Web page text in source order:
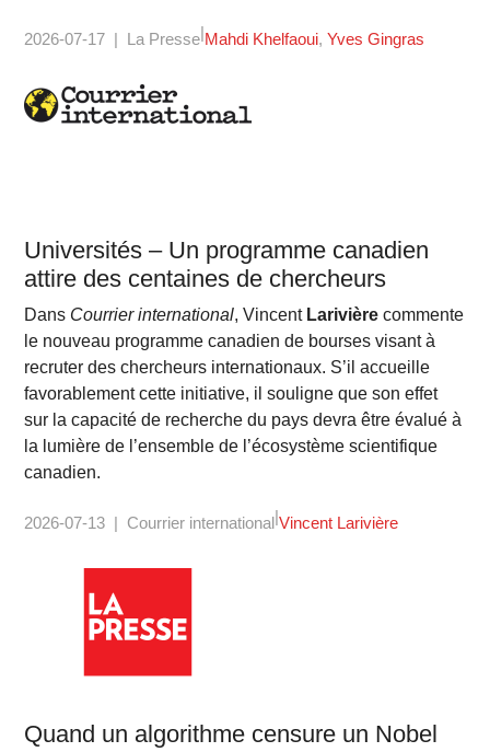
2026-07-17 La Presse Mahdi Khelfaoui Yves Gingras
Universités – Un programme canadien
attire des centaines de chercheurs
Dans Courrier international, Vincent Larivière commente
le nouveau programme canadien de bourses visant à
recruter des chercheurs internationaux. S’il accueille
favorablement cette initiative, il souligne que son effet
sur la capacité de recherche du pays devra être évalué à
la lumière de l’ensemble de l’écosystème scientifique
canadien.
2026-07-13 Courrier international Vincent Larivière
Quand un algorithme censure un Nobel